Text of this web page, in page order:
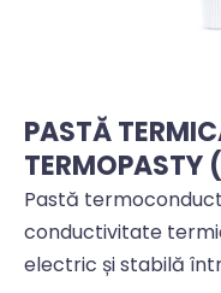
PASTĂ
TERMOPASTY
Pastă
conductivitate
electric și stabilă